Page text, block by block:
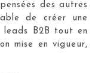
des autres
de créer une
leads B2B tout en
mise en vigueur,